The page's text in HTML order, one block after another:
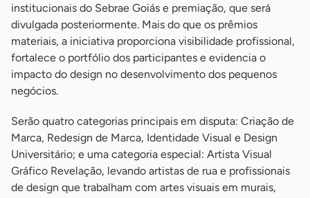
institucionais do Sebrae Goiás e premiação, que será
divulgada posteriormente. Mais do que os prêmios
materiais, a iniciativa proporciona visibilidade profissional,
fortalece o portfólio dos participantes e evidencia o
impacto do design no desenvolvimento dos pequenos
negócios.
Serão quatro categorias principais em disputa: Criação de
Marca, Redesign de Marca, Identidade Visual e Design
Universitário; e uma categoria especial: Artista Visual
Gráfico Revelação, levando artistas de rua e profissionais
de design que trabalham com artes visuais em murais,